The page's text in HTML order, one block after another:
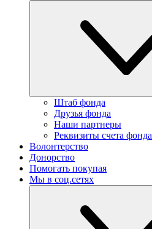
Штаб фонда
Друзья фонда
Наши партнеры
Реквизиты счета фонда
Волонтерство
Донорство
Помогать покупая
Мы в соц.сетях